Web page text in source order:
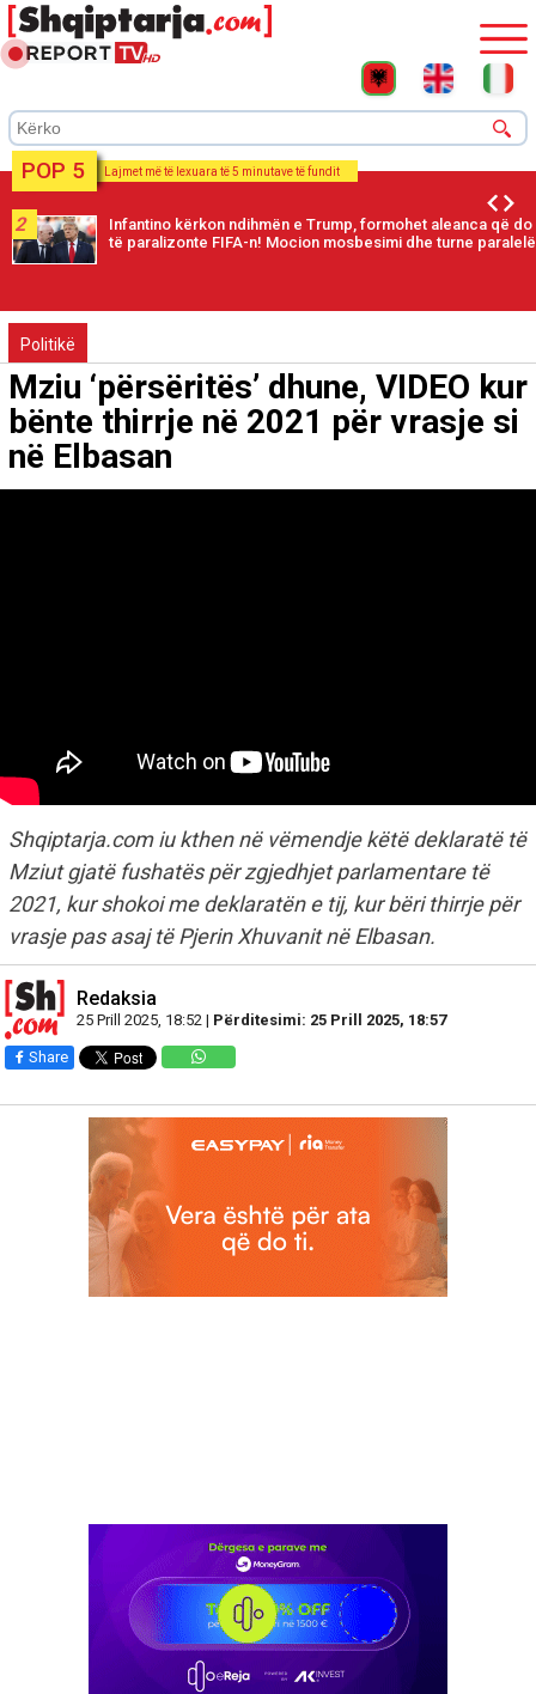
POP 5 Lajmet më të lexuara të 5 minutave të fundit
2
Infantino kërkon ndihmën e Trump, formohet aleanca që do
të paralizonte FIFA-n! Mocion mosbesimi dhe turne paralelë
Politikë
Mziu ‘përsëritës’ dhune, VIDEO kur
bënte thirrje në 2021 për vrasje si
në Elbasan
Shqiptarja.com iu kthen në vëmendje këtë deklaratë të
Mziut gjatë fushatës për zgjedhjet parlamentare të
2021, kur shokoi me deklaratën e tij, kur bëri thirrje për
vrasje pas asaj të Pjerin Xhuvanit në Elbasan.
Redaksia
25 Prill 2025, 18:52 | Përditesimi: 25 Prill 2025, 18:57
Share